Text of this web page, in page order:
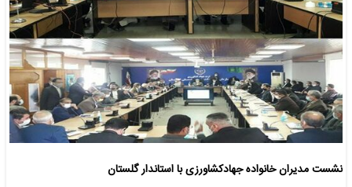
نشست مدیران خانواده جهادکشاورزی با استاندار گلستان